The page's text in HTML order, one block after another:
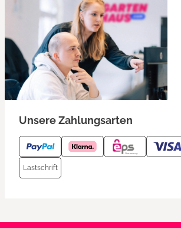
Unsere Zahlungsarten
Lastschrift